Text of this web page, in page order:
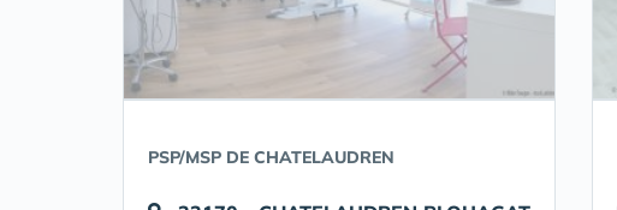
PSP/MSP DE CHATELAUDREN